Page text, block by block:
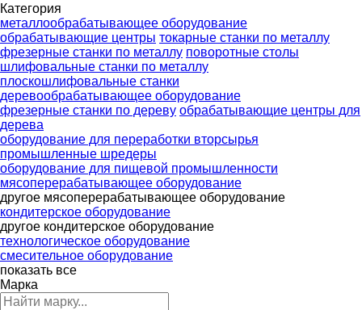
Категория
металлообрабатывающее оборудование
обрабатывающие центры токарные станки по металлу
фрезерные станки по металлу поворотные столы
шлифовальные станки по металлу
плоскошлифовальные станки
деревообрабатывающее оборудование
фрезерные станки по дереву обрабатывающие центры для
дерева
оборудование для переработки вторсырья
промышленные шредеры
оборудование для пищевой промышленности
мясоперерабатывающее оборудование
другое мясоперерабатывающее оборудование
кондитерское оборудование
другое кондитерское оборудование
технологическое оборудование
смесительное оборудование
показать все
Марка